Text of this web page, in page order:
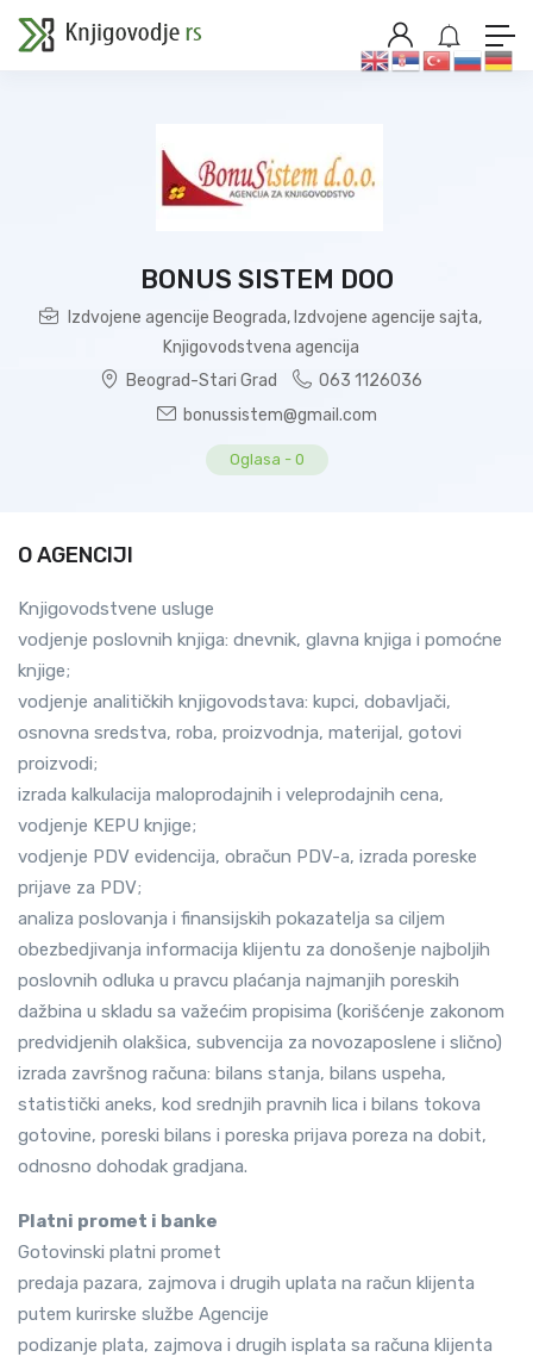
BONUS SISTEM DOO
Izdvojene agencije Beograda, Izdvojene agencije sajta,
Knjigovodstvena agencija
Beograd-Stari Grad
063 1126036
bonussistem@gmail.com
Oglasa - 0
O AGENCIJI
Knjigovodstvene usluge
vodjenje poslovnih knjiga: dnevnik, glavna knjiga i pomoćne
knjige;
vodjenje analitičkih knjigovodstava: kupci, dobavljači,
osnovna sredstva, roba, proizvodnja, materijal, gotovi
proizvodi;
izrada kalkulacija maloprodajnih i veleprodajnih cena,
vodjenje KEPU knjige;
vodjenje PDV evidencija, obračun PDV-a, izrada poreske
prijave za PDV;
analiza poslovanja i finansijskih pokazatelja sa ciljem
obezbedjivanja informacija klijentu za donošenje najboljih
poslovnih odluka u pravcu plaćanja najmanjih poreskih
dažbina u skladu sa važećim propisima (korišćenje zakonom
predvidjenih olakšica, subvencija za novozaposlene i slično)
izrada završnog računa: bilans stanja, bilans uspeha,
statistički aneks, kod srednjih pravnih lica i bilans tokova
gotovine, poreski bilans i poreska prijava poreza na dobit,
odnosno dohodak gradjana.
Platni promet i banke
Gotovinski platni promet
predaja pazara, zajmova i drugih uplata na račun klijenta
putem kurirske službe Agencije
podizanje plata, zajmova i drugih isplata sa računa klijenta